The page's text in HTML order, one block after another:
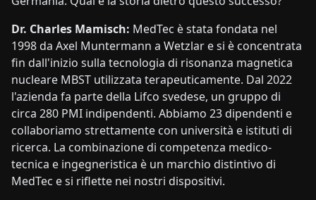
Dr. Charles Mamisch: MedTec è stata fondata nel
1998 da Axel Muntermann a Wetzlar e si è concentrata
fin dall'inizio sulla tecnologia di risonanza magnetica
nucleare MBST utilizzata terapeuticamente. Dal 2022
l'azienda fa parte della Lifco svedese, un gruppo di
circa 280 PMI indipendenti. Abbiamo 23 dipendenti e
collaboriamo strettamente con università e istituti di
ricerca. La combinazione di competenza medico-
tecnica e ingegneristica è un marchio distintivo di
MedTec e si riflette nei nostri dispositivi.